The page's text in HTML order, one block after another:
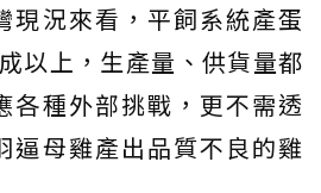
現況來看，平飼系統產蛋
以上，生產量、供貨量都
各種外部挑戰，更不需透
逼母雞產出品質不良的雞